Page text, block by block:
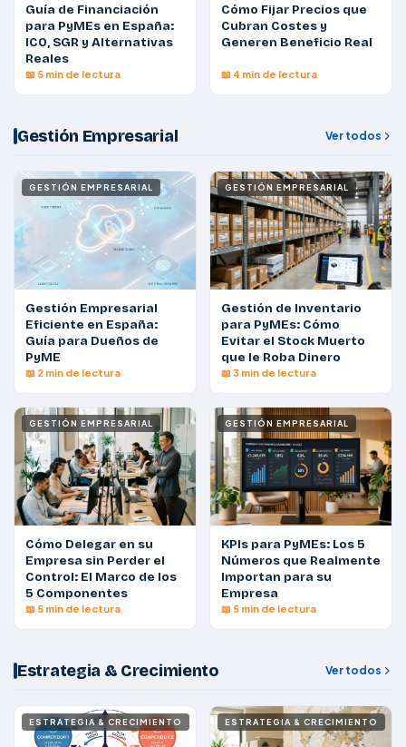
Guía de Financiación
para PyMEs en España:
ICO, SGR y Alternativas
Reales
📖 5 min de lectura
Cómo Fijar Precios que
Cubran Costes y
Generen Beneficio Real
📖 4 min de lectura
Gestión Empresarial Ver todos
GESTIÓN EMPRESARIAL
Gestión Empresarial
Eficiente en España:
Guía para Dueños de
PyME
📖 2 min de lectura
GESTIÓN EMPRESARIAL
Gestión de Inventario
para PyMEs: Cómo
Evitar el Stock Muerto
que le Roba Dinero
📖 3 min de lectura
GESTIÓN EMPRESARIAL
Cómo Delegar en su
Empresa sin Perder el
Control: El Marco de los
5 Componentes
📖 5 min de lectura
GESTIÓN EMPRESARIAL
KPIs para PyMEs: Los 5
Números que Realmente
Importan para su
Empresa
📖 5 min de lectura
Estrategia & Crecimiento Ver todos
ESTRATEGIA & CRECIMIENTO ESTRATEGIA & CRECIMIENTO